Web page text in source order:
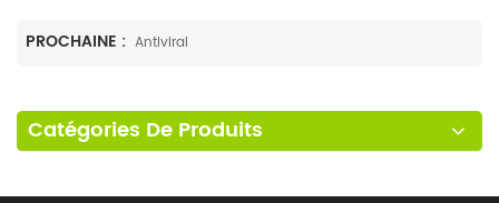
PROCHAINE : Antiviral
Catégories De Produits